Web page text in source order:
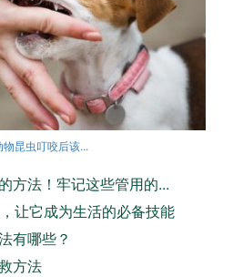
物昆虫叮咬后该...
方法！牢记这些管用的...
让它成为生活的必备技能
有哪些？
方法